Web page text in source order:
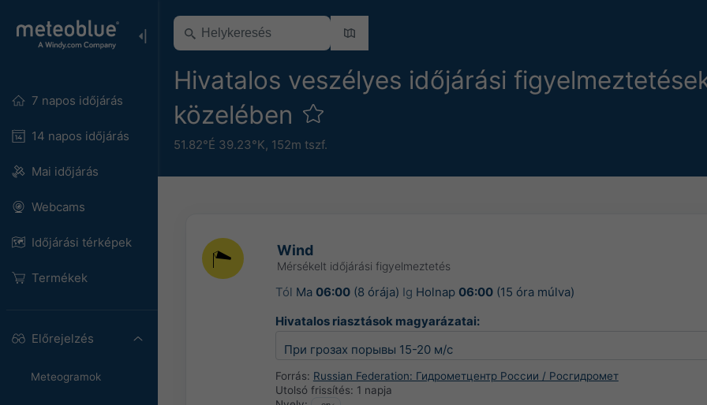
7 napos időjárás
14 napos időjárás
Mai időjárás
Webcams
Időjárási térképek
Termékek
Előrejelzés
Meteogramok
Hivatalos veszélyes időjárási
közelében
51.82°É 39.23°K, 152m tszf.
Wind
Mérsékelt időjárási figyelmeztetés
Tól Ma 06:00(8 órája) Ig Holnap 06:00(15 óra múlva)
Hivatalos riasztások magyarázatai:
При грозах порывы 15-20 м/с
Forrás: Russian Federation: Гидрометцентр России / Росгидромет
Utolsó frissítés: 1 napja